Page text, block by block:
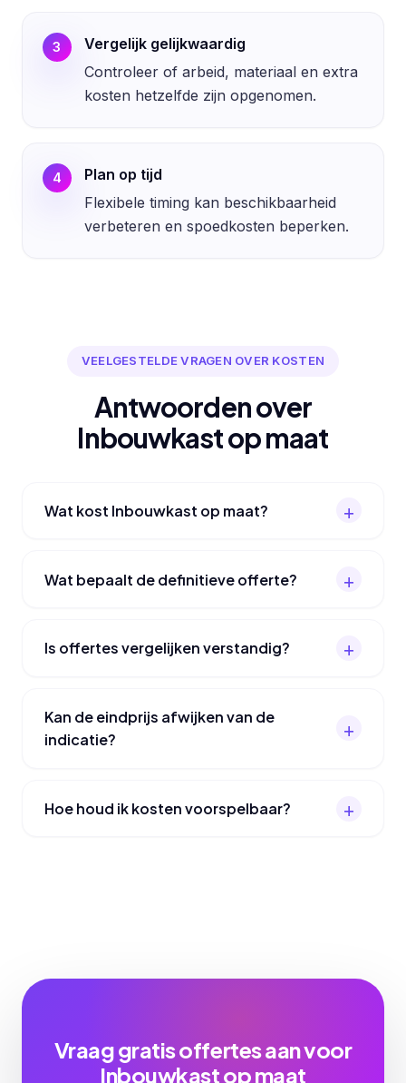
3
Vergelijk gelijkwaardig
Controleer of arbeid, materiaal en extra
kosten hetzelfde zijn opgenomen.
4
Plan op tijd
Flexibele timing kan beschikbaarheid
verbeteren en spoedkosten beperken.
VEELGESTELDE VRAGEN OVER KOSTEN
Antwoorden over
Inbouwkast op maat
Wat kost Inbouwkast op maat?
Wat bepaalt de definitieve offerte?
Is offertes vergelijken verstandig?
Kan de eindprijs afwijken van de
indicatie?
Hoe houd ik kosten voorspelbaar?
Vraag gratis offertes aan voor
Inbouwkast op maat